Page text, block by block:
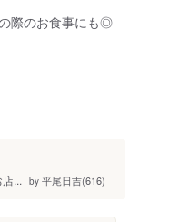
際のお食事にも◎
... by 平尾日吉(616)